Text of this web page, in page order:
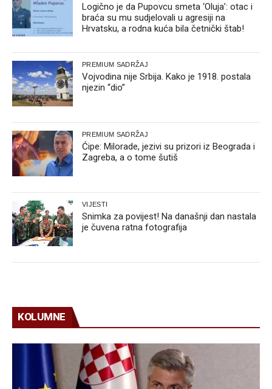
Logično je da Pupovcu smeta ‘Oluja’: otac i
braća su mu sudjelovali u agresiji na
Hrvatsku, a rodna kuća bila četnički štab!
PREMIUM SADRŽAJ
Vojvodina nije Srbija. Kako je 1918. postala
njezin “dio”
PREMIUM SADRŽAJ
Ćipe: Milorade, jezivi su prizori iz Beograda i
Zagreba, a o tome šutiš
VIJESTI
Snimka za povijest! Na današnji dan nastala
je čuvena ratna fotografija
KOLUMNE